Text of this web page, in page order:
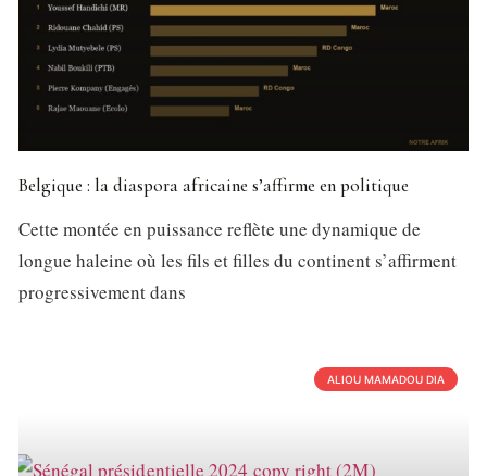
Belgique : la diaspora africaine s’affirme en politique
Cette montée en puissance reflète une dynamique de
longue haleine où les fils et filles du continent s’affirment
progressivement dans
ALIOU MAMADOU DIA